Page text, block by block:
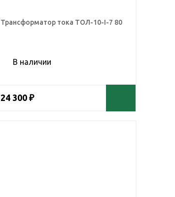
Трансформатор тока ТОЛ-10-I-7 80
В наличии
24 300 ₽